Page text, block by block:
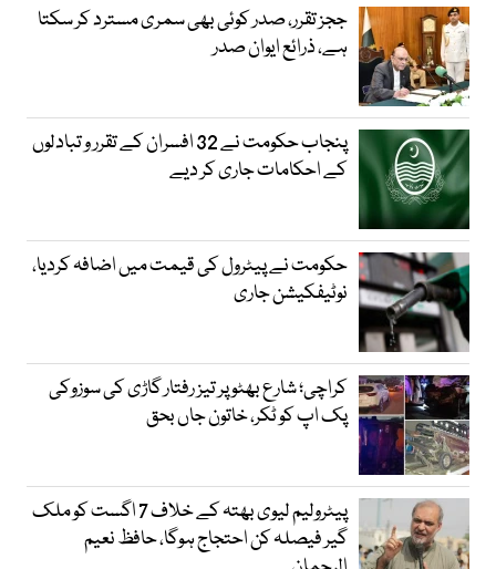
ججز تقرر، صدر کوئی بھی سمری مسترد کر سکتا
ہے، ذرائع ایوان صدر
پنجاب حکومت نے 32 افسران کے تقرر و تبادلوں
کے احکامات جاری کر دیے
حکومت نے پیٹرول کی قیمت میں اضافہ کردیا،
نوٹیفکیشن جاری
کراچی؛ شارع بھٹو پر تیز رفتار گاڑی کی سوزوکی
پک اپ کو ٹکر، خاتون جاں بحق
پیٹرولیم لیوی بھتہ کے خلاف 7 اگست کو ملک
گیر فیصلہ کن احتجاج ہوگا، حافظ نعیم